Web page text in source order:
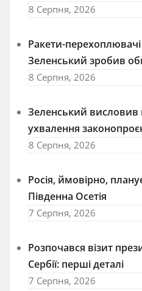
8 Серпня, 2026
Ракети-
Зеленський зробив
8 Серпня, 2026
Зеленський висловив
ухвалення
8 Серпня, 2026
Росія, ймовірно,
Південна Осетія
7 Серпня, 2026
Розпочався візит
Сербії: перші деталі
7 Серпня, 2026